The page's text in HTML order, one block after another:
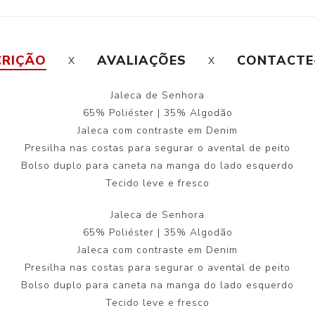
AVALIAÇÕES
Jaleca de Senhora
65% Poliéster | 35% Algodão
Jaleca com contraste em Denim
Presilha nas costas para segurar o avental de peito
Bolso duplo para caneta na manga do lado esquerdo
Tecido leve e fresco
Jaleca de Senhora
65% Poliéster | 35% Algodão
Jaleca com contraste em Denim
Presilha nas costas para segurar o avental de peito
Bolso duplo para caneta na manga do lado esquerdo
Tecido leve e fresco